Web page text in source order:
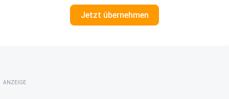
Jetzt übernehmen
ANZEIGE